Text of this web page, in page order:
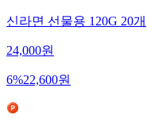
신라면 선물용 120G 20개
24,000원
6%22,600원